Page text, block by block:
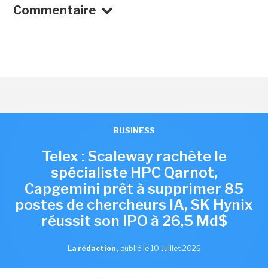
Commentaire
BUSINESS
Telex : Scaleway rachète le
spécialiste HPC Qarnot,
Capgemini prêt à supprimer 85
postes de chercheurs IA, SK Hynix
réussit son IPO à 26,5 Md$
La rédaction , publié le 10 Juillet 2026